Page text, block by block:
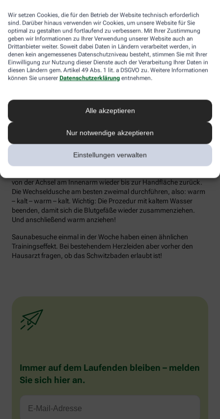
Wir setzen Cookies, die für den Betrieb der Website technisch erforderlich
sind. Darüber hinaus verwenden wir Cookies, um unsere Website für Sie
optimal zu gestalten und fortlaufend zu verbessern. Mit Ihrer Zustimmung
geben wir Informationen zu Ihrer Verwendung unserer Website auch an
Drittanbieter weiter. Soweit dabei Daten in Ländern verarbeitet werden, in
denen kein angemessenes Datenschutzniveau besteht, stimmen Sie mit Ihrer
Einwilligung zur Nutzung dieser Dienste auch der Verarbeitung Ihrer Daten in
diesen Ländern gem. Artikel 49 Abs. 1 lit. a DSGVO zu. Weitere Informationen
können Sie unserer Datenschutzerklärung entnehmen.
Alle akzeptieren
Nur notwendige akzeptieren
Einstellungen verwalten
Abwehrzellen auf Erreger einstellen können.
Wer bei Schmuddelwetter nicht vor die Tür mag, kann sein
Immunsystem mit kalt-warmen Wechselduschen auf Trab
bringen und die Anfälligkeit für Erkältungsinfekte senken. Der
Kältereiz kurbelt die Durchblutung an und bringt den Kreislauf in
Schwung, je regelmäßiger wir ihm ausgesetzt sind, desto
unempfindlicher reagiert der Körper in der kalten Jahreszeit auf
Probieren Sie zum Beispiel die Wechseldusche nach Pfarrer
Kneipp aus: Starten Sie mit einer kurzen, angenehm warmen
stellen und den Wasserstrahl vom rechten Fuß entlang bis zur
Hüfte führen und auf der Innenseite des Oberschenkels wieder
zurück zum Fuß. Dann ebenso die linke Körperseite abbrausen.
von der Achsel am Innenarm wieder bis zur Handfläche zurück.
Die Wechseldusche am besten zweimal durchführen, also: warm
– kalt – warm – kalt. Wichtig: Die Prozedur mit kaltem Wasser
beenden, damit sich die Blutgefäße wieder zusammenziehen.
Und anschließend warm anziehen!
Saunabesuche einmal in der Woche haben einen ähnlichen
Trainingseffekt. Bei bestehendem Herzleiden aber vorher den
Hausarzt fragen, ob das Schwitzbaden erlaubt ist!
Immer auf dem Laufenden bleiben – melden
Sie sich hier an.